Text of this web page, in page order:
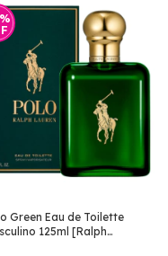
%
Green Eau de Toilette
125ml [Ralph